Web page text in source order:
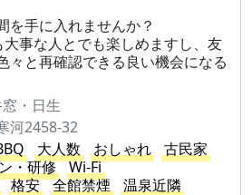
を手に入れませんか？
大事な人とでも楽しめますし、友
々と再確認できる良い機会になる
・日生
河2458-32
大人数 おしゃれ
古民家
・研修
Wi-Fi
格安 全館禁煙
温泉近隣